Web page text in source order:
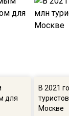
для
В 2021
Москве